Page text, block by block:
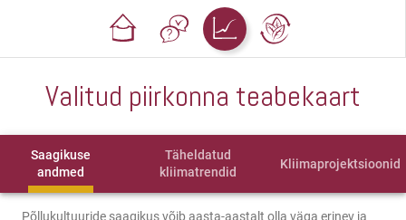
Valitud piirkonna teabekaart
Saagikuse
andmed
Täheldatud
kliimatrendid
Kliimaprojektsioonid
Põllukultuuride saagikus võib aasta-aastalt olla väga erinev ja